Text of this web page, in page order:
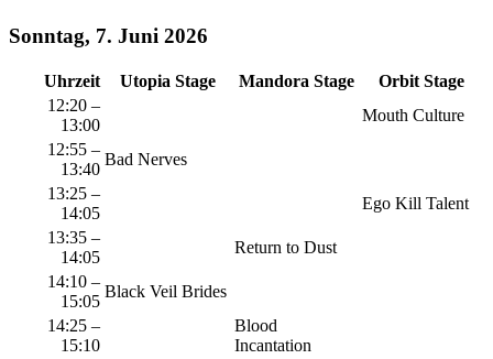
Sonntag, 7. Juni 2026
Uhrzeit Utopia Stage Mandora Stage
Orbit Stage
12:20 –
13:00
Mouth Culture
12:55 –
13:40
Bad Nerves
13:25 –
14:05
Ego Kill Talent
13:35 –
14:05
Return to Dust
14:10 –
15:05
Black Veil Brides
14:25 –
15:10
Blood
Incantation